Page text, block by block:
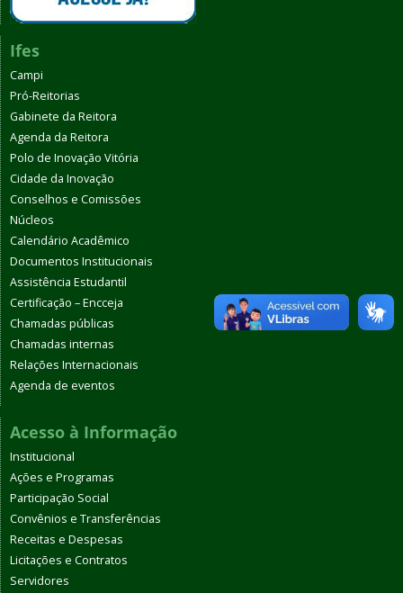
Ifes
Campi
Pró-Reitorias
Gabinete da Reitora
Agenda da Reitora
Polo de Inovação Vitória
Cidade da Inovação
Conselhos e Comissões
Núcleos
Calendário Acadêmico
Documentos Institucionais
Assistência Estudantil
Certificação – Encceja
Chamadas públicas
Chamadas internas
Relações Internacionais
Agenda de eventos
Acesso à Informação
Institucional
Ações e Programas
Participação Social
Convênios e Transferências
Receitas e Despesas
Licitações e Contratos
Servidores